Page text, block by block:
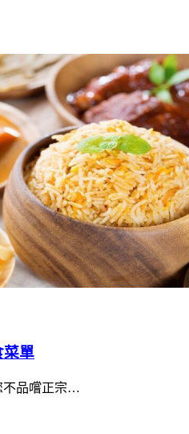
菜單
不品嚐正宗…